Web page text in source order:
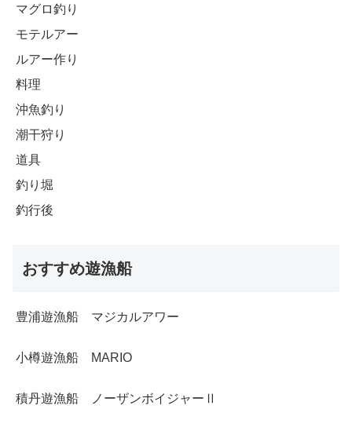
マグロ釣り
モテルアー
ルアー作り
料理
沖魚釣り
潮干狩り
道具
釣り堀
釣行後
おすすめ遊漁船
豊浦遊漁船 マジカルアワー
小樽遊漁船 MARIO
積丹遊漁船 ノーザンボイジャーⅡ